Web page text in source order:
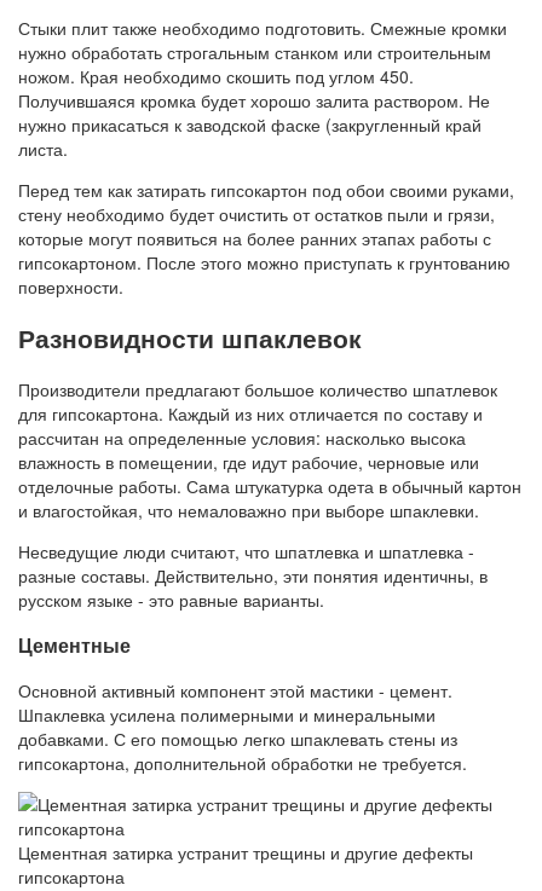
Стыки плит также необходимо подготовить. Смежные кромки
нужно обработать строгальным станком или строительным
ножом. Края необходимо скошить под углом 450.
Получившаяся кромка будет хорошо залита раствором. Не
нужно прикасаться к заводской фаске (закругленный край
листа.
Перед тем как затирать гипсокартон под обои своими руками,
стену необходимо будет очистить от остатков пыли и грязи,
которые могут появиться на более ранних этапах работы с
гипсокартоном. После этого можно приступать к грунтованию
поверхности.
Разновидности шпаклевок
Производители предлагают большое количество шпатлевок
для гипсокартона. Каждый из них отличается по составу и
рассчитан на определенные условия: насколько высока
влажность в помещении, где идут рабочие, черновые или
отделочные работы. Сама штукатурка одета в обычный картон
и влагостойкая, что немаловажно при выборе шпаклевки.
Несведущие люди считают, что шпатлевка и шпатлевка -
разные составы. Действительно, эти понятия идентичны, в
русском языке - это равные варианты.
Цементные
Основной активный компонент этой мастики - цемент.
Шпаклевка усилена полимерными и минеральными
добавками. С его помощью легко шпаклевать стены из
гипсокартона, дополнительной обработки не требуется.
Цементная затирка устранит трещины и другие дефекты
гипсокартона